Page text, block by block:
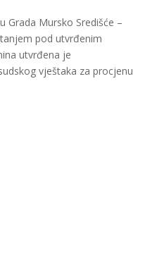
Grada Mursko Središće –
pod utvrđenim
utvrđena je
vještaka za procjenu